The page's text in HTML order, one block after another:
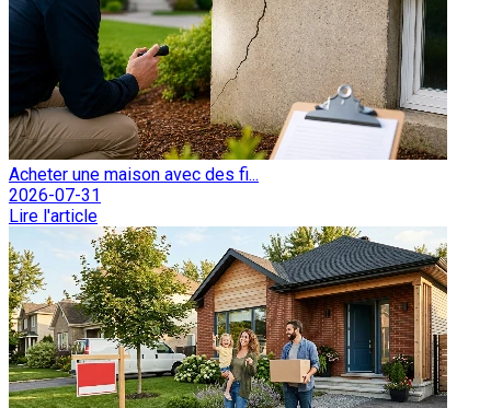
Acheter une maison avec des fi...
2026-07-31
Lire l'article